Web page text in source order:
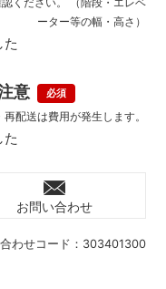
わせコード： 303401300
た
ーター等の幅・高さ）
意
た
配送は費用が発生します。
お問い合わせ